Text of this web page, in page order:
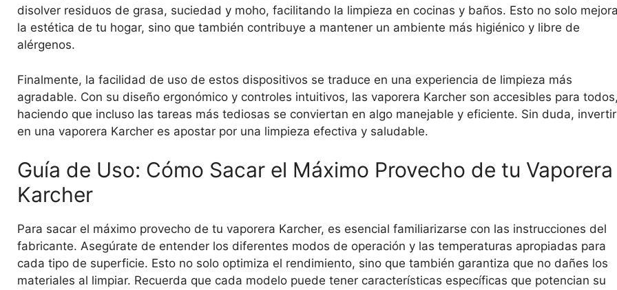
disolver residuos de grasa, suciedad y moho, facilitando la limpieza en cocinas y baños. Esto no solo
la estética de tu hogar, sino que también contribuye a mantener un ambiente más higiénico y libre de
alérgenos.
Finalmente, la facilidad de uso de estos dispositivos se traduce en una experiencia de limpieza más
agradable. Con su diseño ergonómico y controles intuitivos, las vaporera Karcher son accesibles para
haciendo que incluso las tareas más tediosas se conviertan en algo manejable y eficiente. Sin duda, invertir
en una vaporera Karcher es apostar por una limpieza efectiva y saludable.
Guía de Uso: Cómo Sacar el Máximo Provecho de tu Vaporera
Karcher
Para sacar el máximo provecho de tu vaporera Karcher, es esencial familiarizarse con las instrucciones del
fabricante. Asegúrate de entender los diferentes modos de operación y las temperaturas apropiadas para
cada tipo de superficie. Esto no solo optimiza el rendimiento, sino que también garantiza que no dañes los
materiales al limpiar. Recuerda que cada modelo puede tener características específicas que potencian su